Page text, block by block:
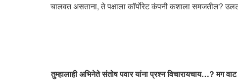
चालवत असताना, ते पक्षाला कॉर्पोरेट कंपनी कशाला समजतील?
तुम्हालाही अभिनेते संतोष पवार यांना प्रश्न विचारायचाय…? मग